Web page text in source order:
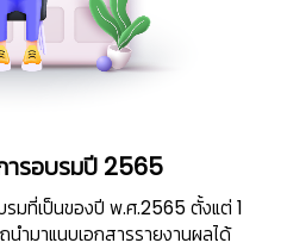
ารอบรมปี 2565
มที่เป็นของปี พ.ศ.2565 ตั้งแต่ 1
ำมาแนบเอกสารรายงานผลได้